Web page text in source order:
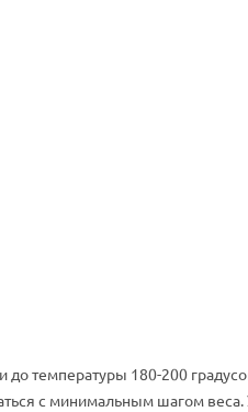
температуры 180-200
с минимальным шагом